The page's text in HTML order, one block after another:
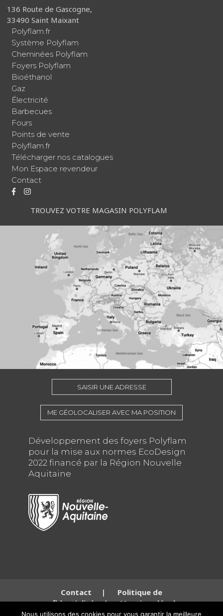
136 Route de Gascogne,
33490 Saint Maixant
Polyflam.fr
Système Polyflam
Cheminées Polyflam
Foyers Polyflam
Bioéthanol
Gaz
Électricité
Barbecues
Fours
Points de vente
Polyflam.fr
Télécharger nos catalogues
Mon Espace revendeur
Contact
TROUVEZ VOTRE MAGASIN POLYFLAM
SAISIR UNE ADRESSE
ME GÉOLOCALISER AVEC MA POSITION
Développement des foyers Polyflam
pour la mise aux normes EcoDesign
2022 financé par la Région Nouvelle
Aquitaine
Contact | Politique de
confidentialité|Mentions légales
Nous utilisons des cookies pour vous garantir la meilleure